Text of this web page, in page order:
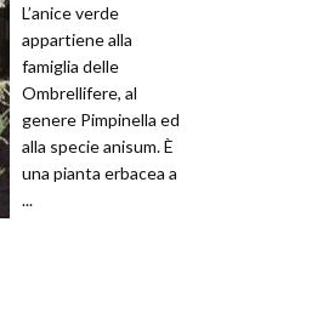
L’anice verde
appartiene alla
famiglia delle
Ombrellifere, al
genere Pimpinella ed
alla specie anisum. È
una pianta erbacea a
...